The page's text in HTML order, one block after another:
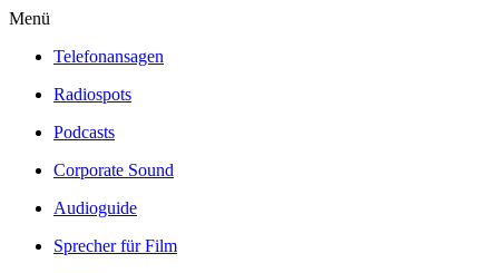
Menü
Telefonansagen
Radiospots
Podcasts
Corporate Sound
Audioguide
Sprecher für Film